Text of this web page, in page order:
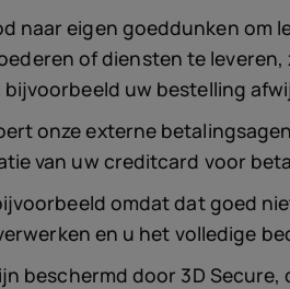
naar eigen goeddunken om
of diensten te
uw bestelling
onze externe
van uw creditcard voor
omdat dat goed
en u het volledige
beschermd door 3D